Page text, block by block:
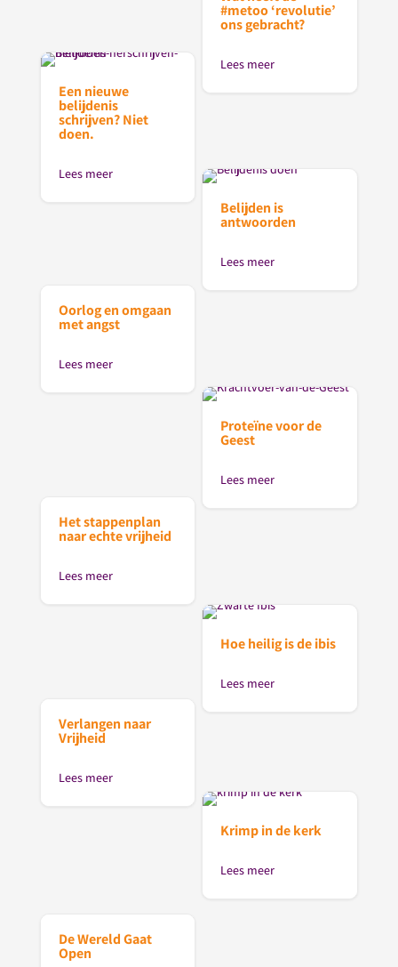
#metoo ‘revolutie’
ons gebracht?
Lees meer
Een nieuwe
belijdenis
schrijven? Niet
doen.
Lees meer
Belijden is
antwoorden
Lees meer
Oorlog en omgaan
met angst
Lees meer
Proteïne voor de
Geest
Lees meer
Het stappenplan
naar echte vrijheid
Lees meer
Hoe heilig is de ibis
Lees meer
Verlangen naar
Vrijheid
Lees meer
Krimp in de kerk
Lees meer
De Wereld Gaat
Open